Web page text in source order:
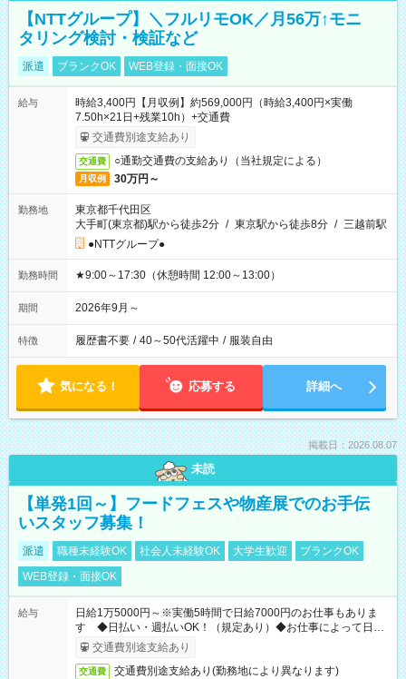
【NTTグループ】＼フルリモOK／月56万↑モニ
タリング検討・検証など
派遣 ブランクOK WEB登録・面接OK
給与
時給3,400円【月収例】約569,000円（時給3,400円×実働
7.50h×21日+残業10h）+交通費
交通費別途支給あり
交通費 ○通勤交通費の支給あり（当社規定による）
月収例 30万円～
勤務地
東京都千代田区
大手町(東京都)駅から徒歩2分 / 東京駅から徒歩8分 / 三越前駅
●NTTグループ●
勤務時間 ★9:00～17:30（休憩時間 12:00～13:00）
期間 2026年9月～
特徴 履歴書不要 / 40～50代活躍中 / 服装自由
気になる！ 応募する 詳細へ
掲載日：2026.08.07
未読
【単発1回～】フードフェスや物産展でのお手伝
いスタッフ募集！
派遣 職種未経験OK 社会人未経験OK 大学生歓迎
ブランクOK
WEB登録・面接OK
給与
日給1万5000円～※実働5時間で日給7000円のお仕事もありま
す ◆日払い・週払いOK！（規定あり）◆お仕事によって日給
も異なります
交通費別途支給あり
交通費 交通費別途支給あり(勤務地により異なります)